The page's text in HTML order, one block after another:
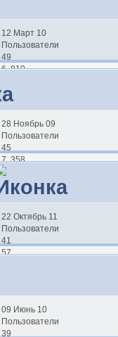
12 Март 10
Пользователи
49
6 810
28 Ноябрь 09
Пользователи
45
7 358
22 Октябрь 11
Пользователи
41
57
09 Июнь 10
Пользователи
39